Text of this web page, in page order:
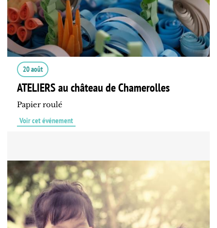
20 août
ATELIERS au château de Chamerolles
Papier roulé
Voir cet événement